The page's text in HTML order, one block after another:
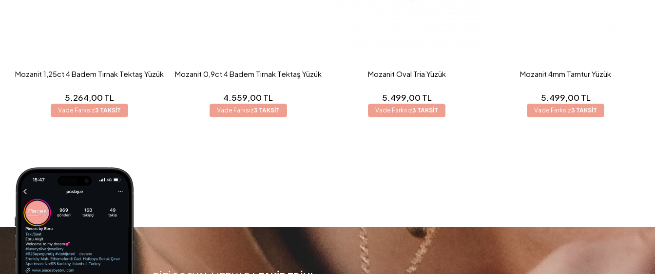
Mozanit 1,25ct 4 Badem Tırnak Tektaş Yüzük
5.264,00 TL
Vade Farksız3 TAKSİT
Mozanit 0,9ct 4 Badem Tırnak Tektaş Yüzük
4.559,00 TL
Vade Farksız3 TAKSİT
Mozanit Oval Tria Yüzük
5.499,00 TL
Vade Farksız3 TAKSİT
Mozanit 4mm Tamtur Yüzük
5.499,00 TL
Vade Farksız3 TAKSİT